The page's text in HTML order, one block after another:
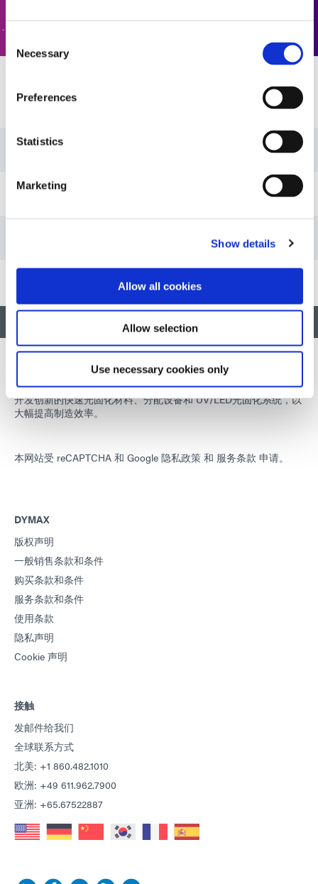
Selection
Necessary
Preferences
Statistics
Marketing
Show details
Allow all cookies
Allow selection
Use necessary cookies only
资源
销售单：双重固化技术（EN）
销售单：双重固化技术（亚洲|EN）
返回顶部
开发创新的快速光固化材料、分配设备和 UV/LED光固化系统，以
大幅提高制造效率。
本网站受 reCAPTCHA 和 Google 隐私政策 和 服务条款 申请。
DYMAX
版权声明
一般销售条款和条件
购买条款和条件
服务条款和条件
使用条款
隐私声明
Cookie 声明
接触
发邮件给我们
全球联系方式
北美: +1 860.482.1010
欧洲: +49 611.962.7900
亚洲: +65.67522887